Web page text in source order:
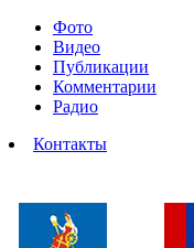
Фото
Видео
Публикации
Комментарии
Радио
Контакты